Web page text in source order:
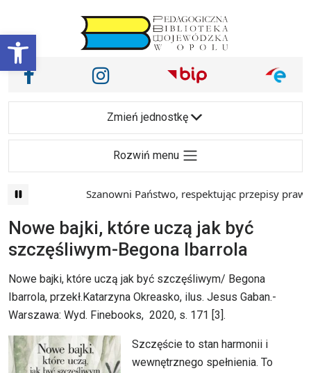
Otwórz pasek narzędzi
Main Navigation
Nasze media społecznościowe i inne
Facebook Instagram
Zmień jednostkę
Rozwiń menu
Szanowni Państwo, respektując przepisy prawa
Nowe bajki, które uczą jak być
szczęśliwym-Begona Ibarrola
Nowe bajki, które uczą jak być szczęśliwym/ Begona
Ibarrola, przekł.Katarzyna Okreasko, ilus. Jesus Gaban.-
Warszawa: Wyd. Finebooks, 2020, s. 171 [3].
Szczęście to stan harmonii i
wewnętrznego spełnienia. To